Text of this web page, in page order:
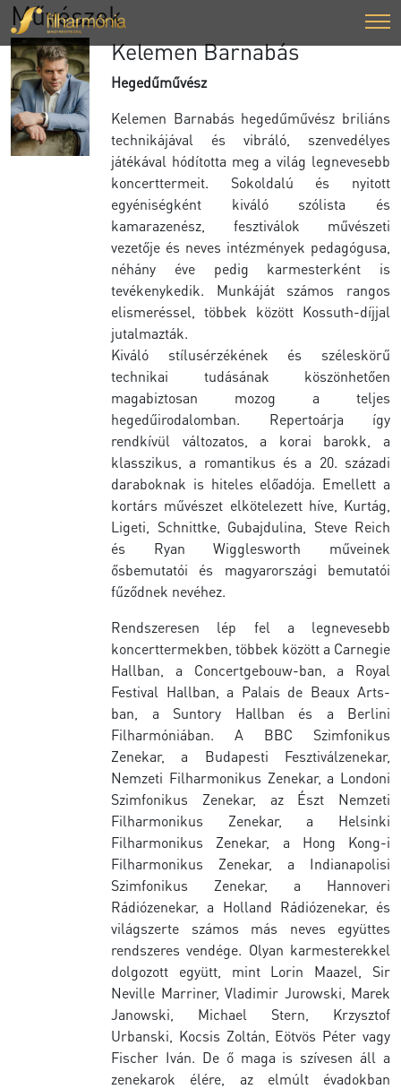
Művészek
Kelemen Barnabás
Hegedűművész
Kelemen Barnabás hegedűművész briliáns
technikájával és vibráló, szenvedélyes
játékával hódította meg a világ legnevesebb
koncerttermeit. Sokoldalú és nyitott
egyéniségként kiváló szólista és
kamarazenész, fesztiválok művészeti
vezetője és neves intézmények pedagógusa,
néhány éve pedig karmesterként is
tevékenykedik. Munkáját számos rangos
elismeréssel, többek között Kossuth-díjjal
jutalmazták.
Kiváló stílusérzékének és széleskörű
technikai tudásának köszönhetően
magabiztosan mozog a teljes
hegedűirodalomban. Repertoárja így
rendkívül változatos, a korai barokk, a
klasszikus, a romantikus és a 20. századi
daraboknak is hiteles előadója. Emellett a
kortárs művészet elkötelezett híve, Kurtág,
Ligeti, Schnittke, Gubajdulina, Steve Reich
és Ryan Wigglesworth műveinek
ősbemutatói és magyarországi bemutatói
fűződnek nevéhez.
Rendszeresen lép fel a legnevesebb
koncerttermekben, többek között a Carnegie
Hallban, a Concertgebouw-ban, a Royal
Festival Hallban, a Palais de Beaux Arts-
ban, a Suntory Hallban és a Berlini
Filharmóniában. A BBC Szimfonikus
Zenekar, a Budapesti Fesztiválzenekar,
Nemzeti Filharmonikus Zenekar, a Londoni
Szimfonikus Zenekar, az Észt Nemzeti
Filharmonikus Zenekar, a Helsinki
Filharmonikus Zenekar, a Hong Kong-i
Filharmonikus Zenekar, a Indianapolisi
Szimfonikus Zenekar, a Hannoveri
Rádiózenekar, a Holland Rádiózenekar, és
világszerte számos más neves együttes
rendszeres vendége. Olyan karmesterekkel
dolgozott együtt, mint Lorin Maazel, Sir
Neville Marriner, Vladimir Jurowski, Marek
Janowski, Michael Stern, Krzysztof
Urbanski, Kocsis Zoltán, Eötvös Péter vagy
Fischer Iván. De ő maga is szívesen áll a
zenekarok élére, az elmúlt évadokban